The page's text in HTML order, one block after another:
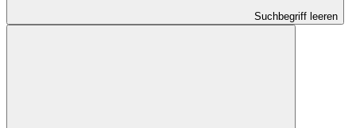
Suchbegriff leeren